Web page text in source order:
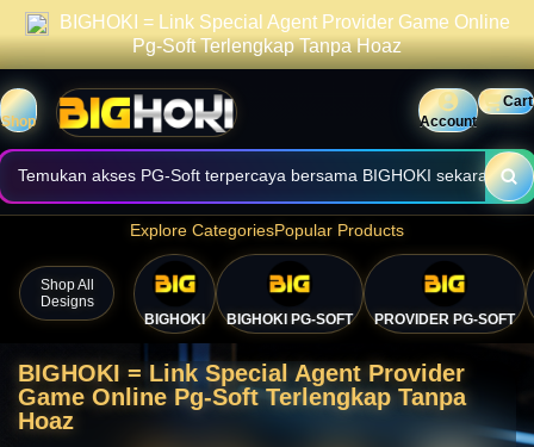
BIGHOKI = Link Special Agent Provider Game Online
Pg-Soft Terlengkap Tanpa Hoaz
Shop
praktis.
Informasi halaman dibuat jelas, cepat, dan mudah digunakan.
Nikmati akses nyaman melalui perangkat desktop maupun mobile.
Temukan akses PG-Soft terpercaya bersama BIGHOKI sekarang.
Account
Cart
Explore CategoriesPopular Products
Shop All
Designs
BIGHOKI
BIGHOKI PG-SOFT PROVIDER PG-SOFT
BIGHOKI = Link Special Agent Provider
Game Online Pg-Soft Terlengkap Tanpa
Hoaz
💴